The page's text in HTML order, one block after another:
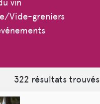
vin
Vide-greniers
322 résultats trouvés